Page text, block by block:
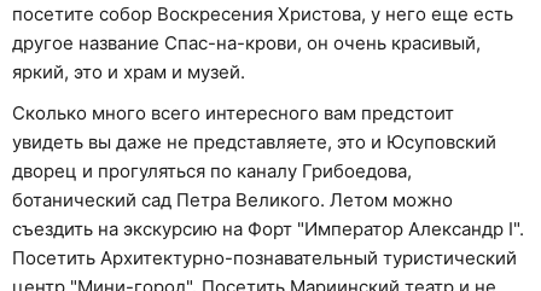
посетите собор Воскресения Христова, у него еще есть
другое название Спас-на-крови, он очень красивый,
яркий, это и храм и музей.
Сколько много всего интересного вам предстоит
увидеть вы даже не представляете, это и Юсуповский
дворец и прогуляться по каналу Грибоедова,
ботанический сад Петра Великого. Летом можно
съездить на экскурсию на Форт "Император Александр I".
Посетить Архитектурно-познавательный туристический
центр "Мини-город". Посетить Мариинский театр и не